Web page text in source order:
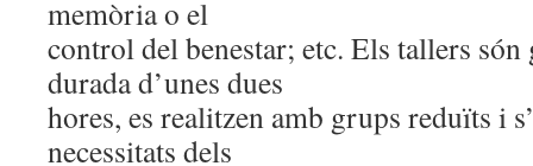
memòria o el
control del benestar; etc. Els tallers
durada d’unes dues
hores, es realitzen amb grups reduïts i
necessitats dels